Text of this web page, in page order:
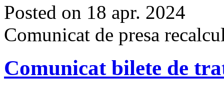
Posted on 18 apr. 2024
Comunicat de presa
Comunicat bilete de